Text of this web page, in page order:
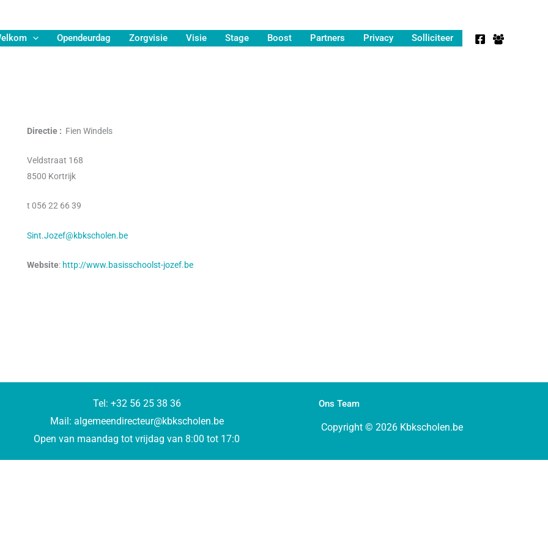
Opendeurdag Zorgvisie Visie Stage Boost Partners Privacy Solliciteer
Directie : Fien Windels
Veldstraat 168
8500 Kortrijk
t 056 22 66 39
Sint.Jozef@kbkscholen.be
Website: http://www.basisschoolst-jozef.be
Tel: +32 56 25 38 36
Mail: algemeendirecteur@kbkscholen.be
Open van maandag tot vrijdag van 8:00 tot 17:0
Ons Team
Copyright © 2026 Kbkscholen.be